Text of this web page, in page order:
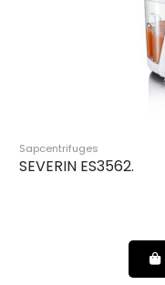
Sapcentrifuges
SEVERIN ES3562.